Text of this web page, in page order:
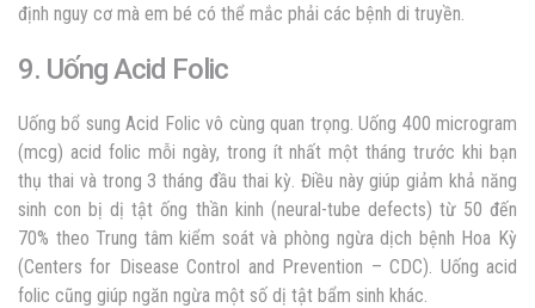
định nguy cơ mà em bé có thể mắc phải các bệnh di truyền.
9. Uống Acid Folic
Uống bổ sung Acid Folic vô cùng quan trọng. Uống 400 microgram
(mcg) acid folic mỗi ngày, trong ít nhất một tháng trước khi bạn
thụ thai và trong 3 tháng đầu thai kỳ. Điều này giúp giảm khả năng
sinh con bị dị tật ống thần kinh (neural-tube defects) từ 50 đến
70% theo Trung tâm kiểm soát và phòng ngừa dịch bệnh Hoa Kỳ
(Centers for Disease Control and Prevention – CDC). Uống acid
folic cũng giúp ngăn ngừa một số dị tật bẩm sinh khác.